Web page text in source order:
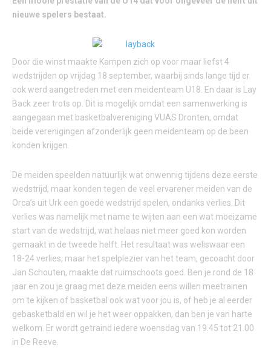
nieuwe spelers bestaat.
Door die winst maakte Kampen zich op voor maar liefst 4
wedstrijden op vrijdag 18 september, waarbij sinds lange tijd er
ook werd aangetreden met een meidenteam U18. En daar is Lay
Back zeer trots op. Dit is mogelijk omdat een samenwerking is
aangegaan met basketbalvereniging VUAS Dronten, omdat
beide verenigingen afzonderlijk geen meidenteam op de been
konden krijgen.
De meiden speelden natuurlijk wat onwennig tijdens deze eerste
wedstrijd, maar konden tegen de veel ervarener meiden van de
Orca’s uit Urk een goede wedstrijd spelen, ondanks verlies. Dit
verlies was namelijk met name te wijten aan een wat moeizame
start van de wedstrijd, wat helaas niet meer goed kon worden
gemaakt in de tweede helft. Het resultaat was weliswaar een
18-24 verlies, maar het spelplezier van het team, gecoacht door
Jan Schouten, maakte dat ruimschoots goed. Ben je rond de 18
jaar en zou je graag met deze meiden eens willen meetrainen
om te kijken of basketbal ook wat voor jou is, of heb je al eerder
gebasketbald en wil je het weer oppakken, dan ben je van harte
welkom. Er wordt getraind iedere woensdag van 19.45 tot 21.00
in De Reeve.